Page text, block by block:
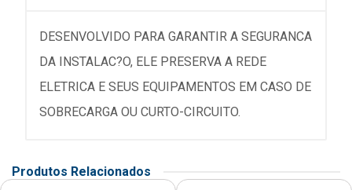
DESENVOLVIDO PARA GARANTIR A SEGURANCA
DA INSTALAC?O, ELE PRESERVA A REDE
ELETRICA E SEUS EQUIPAMENTOS EM CASO DE
SOBRECARGA OU CURTO-CIRCUITO.
Produtos Relacionados